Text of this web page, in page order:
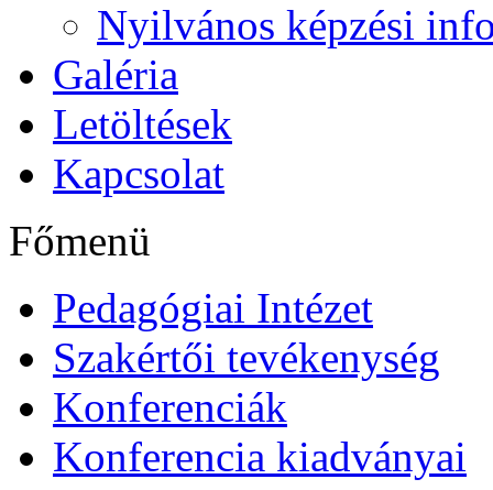
Nyilvános képzési
Galéria
Letöltések
Kapcsolat
Főmenü
Pedagógiai Intézet
Szakértői tevékenység
Konferenciák
Konferencia kiadványai